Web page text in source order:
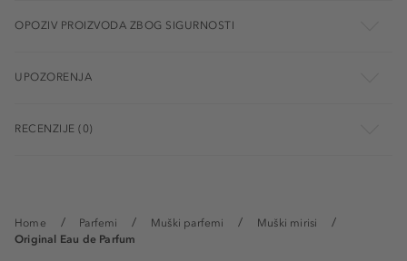
Home Parfemi Muški parfemi
Muški mirisi
Original Eau de Parfum
OPOZIV PROIZVODA ZBOG SIGURNOSTI
UPOZORENJA
RECENZIJE (0)